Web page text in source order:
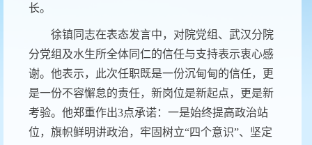
长。
徐镇同志在表态发言中，对院党组、武汉分院
分党组及水生所全体同仁的信任与支持表示衷心感
谢。他表示，此次任职既是一份沉甸甸的信任，更
是一份不容懈怠的责任，新岗位是新起点，更是新
考验。他郑重作出3点承诺：一是始终提高政治站
位，旗帜鲜明讲政治，牢固树立“四个意识”、坚定